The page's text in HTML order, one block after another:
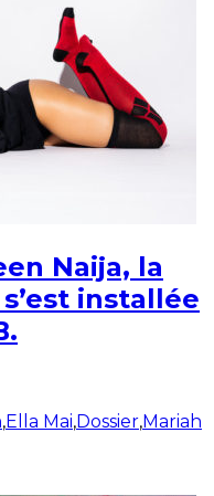
Naija, la
installée
,Ella Mai,Dossier,Mariah